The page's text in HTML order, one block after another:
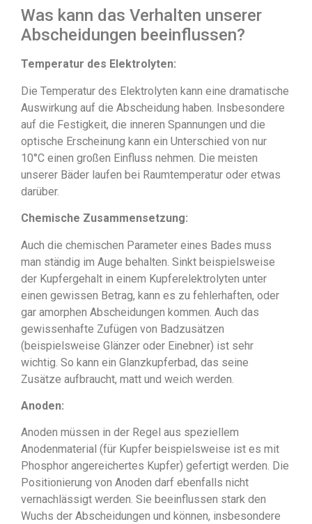
Was kann das Verhalten unserer
Abscheidungen beeinflussen?
Temperatur des Elektrolyten:
Die Temperatur des Elektrolyten kann eine dramatische
Auswirkung auf die Abscheidung haben. Insbesondere
auf die Festigkeit, die inneren Spannungen und die
optische Erscheinung kann ein Unterschied von nur
10°C einen großen Einfluss nehmen. Die meisten
unserer Bäder laufen bei Raumtemperatur oder etwas
darüber.
Chemische Zusammensetzung:
Auch die chemischen Parameter eines Bades muss
man ständig im Auge behalten. Sinkt beispielsweise
der Kupfergehalt in einem Kupferelektrolyten unter
einen gewissen Betrag, kann es zu fehlerhaften, oder
gar amorphen Abscheidungen kommen. Auch das
gewissenhafte Zufügen von Badzusätzen
(beispielsweise Glänzer oder Einebner) ist sehr
wichtig. So kann ein Glanzkupferbad, das seine
Zusätze aufbraucht, matt und weich werden.
Anoden:
Anoden müssen in der Regel aus speziellem
Anodenmaterial (für Kupfer beispielsweise ist es mit
Phosphor angereichertes Kupfer) gefertigt werden. Die
Positionierung von Anoden darf ebenfalls nicht
vernachlässigt werden. Sie beeinflussen stark den
Wuchs der Abscheidungen und können, insbesondere